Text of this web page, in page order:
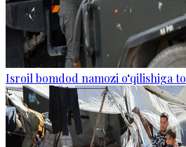
Isroil bomdod namozi o‘qilishiga